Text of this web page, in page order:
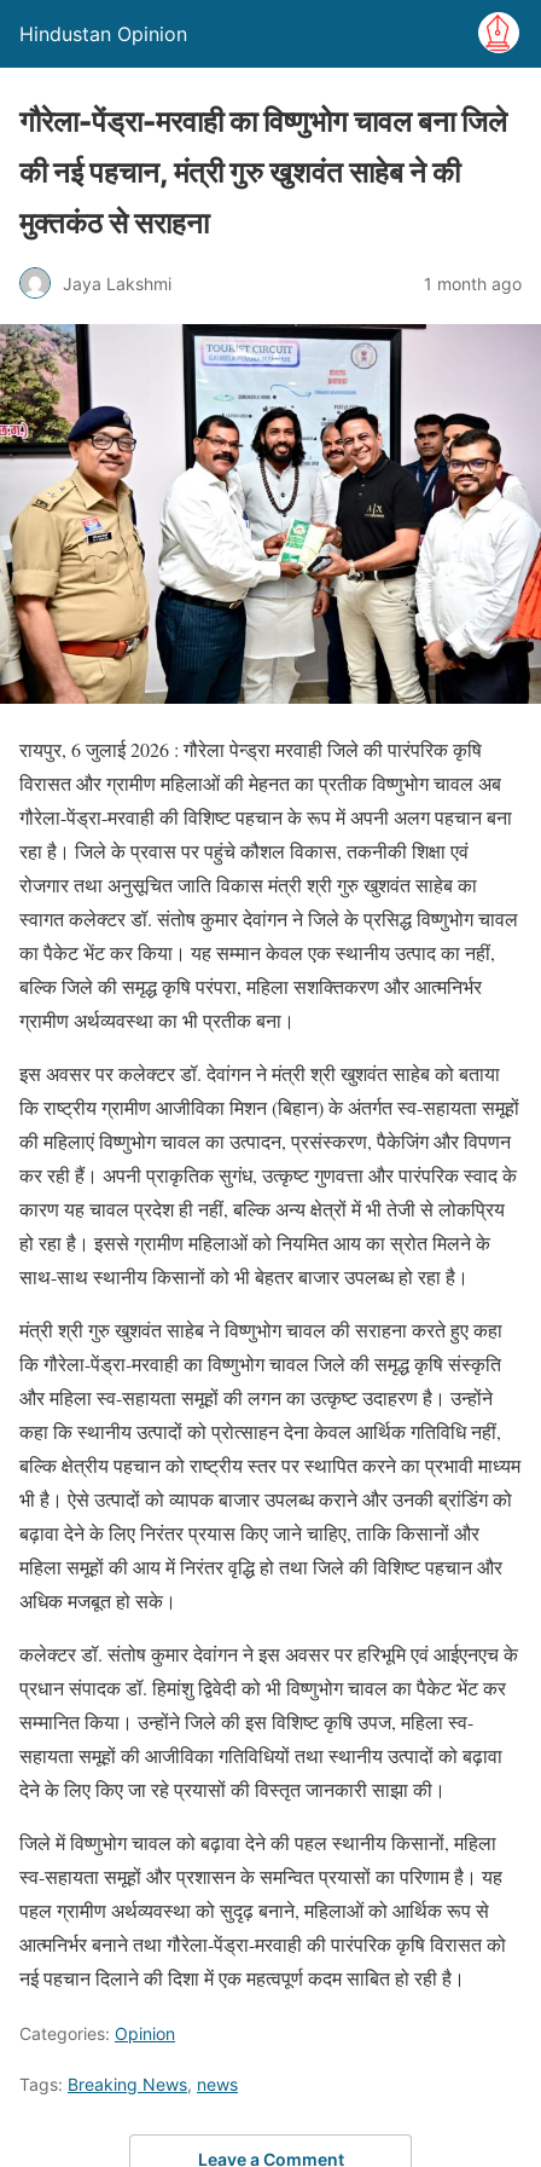
Hindustan Opinion
गौरेला-पेंड्रा-मरवाही का विष्णुभोग चावल बना जिले
की नई पहचान, मंत्री गुरु खुशवंत साहेब ने की
मुक्तकंठ से सराहना
Jaya Lakshmi 1 month ago
रायपुर, 6 जुलाई 2026 : गौरेला पेन्ड्रा मरवाही जिले की पारंपरिक कृषि
विरासत और ग्रामीण महिलाओं की मेहनत का प्रतीक विष्णुभोग चावल अब
गौरेला-पेंड्रा-मरवाही की विशिष्ट पहचान के रूप में अपनी अलग पहचान बना
रहा है। जिले के प्रवास पर पहुंचे कौशल विकास, तकनीकी शिक्षा एवं
रोजगार तथा अनुसूचित जाति विकास मंत्री श्री गुरु खुशवंत साहेब का
स्वागत कलेक्टर डॉ. संतोष कुमार देवांगन ने जिले के प्रसिद्ध विष्णुभोग चावल
का पैकेट भेंट कर किया। यह सम्मान केवल एक स्थानीय उत्पाद का नहीं,
बल्कि जिले की समृद्ध कृषि परंपरा, महिला सशक्तिकरण और आत्मनिर्भर
ग्रामीण अर्थव्यवस्था का भी प्रतीक बना।
इस अवसर पर कलेक्टर डॉ. देवांगन ने मंत्री श्री खुशवंत साहेब को बताया
कि राष्ट्रीय ग्रामीण आजीविका मिशन (बिहान) के अंतर्गत स्व-सहायता समूहों
की महिलाएं विष्णुभोग चावल का उत्पादन, प्रसंस्करण, पैकेजिंग और विपणन
कर रही हैं। अपनी प्राकृतिक सुगंध, उत्कृष्ट गुणवत्ता और पारंपरिक स्वाद के
कारण यह चावल प्रदेश ही नहीं, बल्कि अन्य क्षेत्रों में भी तेजी से लोकप्रिय
हो रहा है। इससे ग्रामीण महिलाओं को नियमित आय का स्रोत मिलने के
साथ-साथ स्थानीय किसानों को भी बेहतर बाजार उपलब्ध हो रहा है।
मंत्री श्री गुरु खुशवंत साहेब ने विष्णुभोग चावल की सराहना करते हुए कहा
कि गौरेला-पेंड्रा-मरवाही का विष्णुभोग चावल जिले की समृद्ध कृषि संस्कृति
और महिला स्व-सहायता समूहों की लगन का उत्कृष्ट उदाहरण है। उन्होंने
कहा कि स्थानीय उत्पादों को प्रोत्साहन देना केवल आर्थिक गतिविधि नहीं,
बल्कि क्षेत्रीय पहचान को राष्ट्रीय स्तर पर स्थापित करने का प्रभावी माध्यम
भी है। ऐसे उत्पादों को व्यापक बाजार उपलब्ध कराने और उनकी ब्रांडिंग को
बढ़ावा देने के लिए निरंतर प्रयास किए जाने चाहिए, ताकि किसानों और
महिला समूहों की आय में निरंतर वृद्धि हो तथा जिले की विशिष्ट पहचान और
अधिक मजबूत हो सके।
कलेक्टर डॉ. संतोष कुमार देवांगन ने इस अवसर पर हरिभूमि एवं आईएनएच के
प्रधान संपादक डॉ. हिमांशु द्विवेदी को भी विष्णुभोग चावल का पैकेट भेंट कर
सम्मानित किया। उन्होंने जिले की इस विशिष्ट कृषि उपज, महिला स्व-
सहायता समूहों की आजीविका गतिविधियों तथा स्थानीय उत्पादों को बढ़ावा
देने के लिए किए जा रहे प्रयासों की विस्तृत जानकारी साझा की।
जिले में विष्णुभोग चावल को बढ़ावा देने की पहल स्थानीय किसानों, महिला
स्व-सहायता समूहों और प्रशासन के समन्वित प्रयासों का परिणाम है। यह
पहल ग्रामीण अर्थव्यवस्था को सुदृढ़ बनाने, महिलाओं को आर्थिक रूप से
आत्मनिर्भर बनाने तथा गौरेला-पेंड्रा-मरवाही की पारंपरिक कृषि विरासत को
नई पहचान दिलाने की दिशा में एक महत्वपूर्ण कदम साबित हो रही है।
Categories: Opinion
Tags: Breaking News, news
Leave a Comment